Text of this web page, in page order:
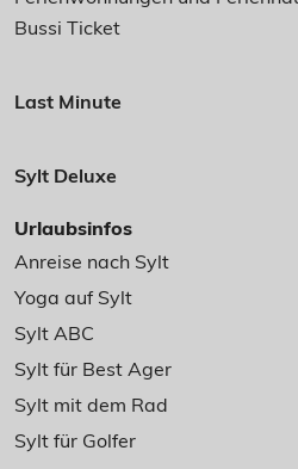
Bussi Ticket
Last Minute
Sylt Deluxe
Urlaubsinfos
Anreise nach Sylt
Yoga auf Sylt
Sylt ABC
Sylt für Best Ager
Sylt mit dem Rad
Sylt für Golfer